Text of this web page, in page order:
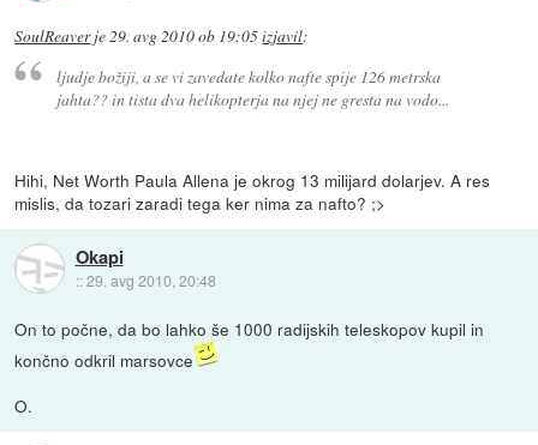
SoulReaverje29. avg 2010 ob 19:05izjavil:
ljudje božiji, a se vi zavedate kolko nafte spije 126 metrska
jahta?? in tista dva helikopterja na njej ne gresta na vodo...
Hihi, Net Worth Paula Allena je okrog 13 milijard dolarjev. A res
mislis, da tozari zaradi tega ker nima za nafto? ;>
Okapi
::29. avg 2010, 20:48
On to počne, da bo lahko še 1000 radijskih teleskopov kupil in
končno odkril marsovce
O.